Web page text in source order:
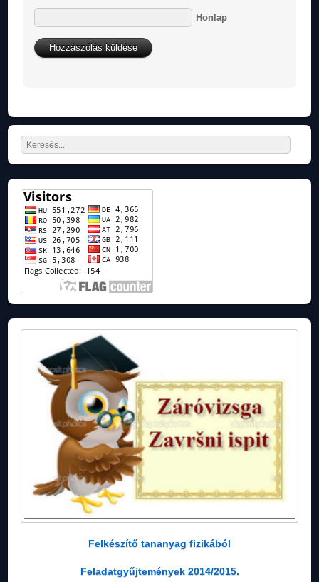
Honlap
Felkészítő tananyag fizikából
Feladatgyűjtemények 2014/2015.